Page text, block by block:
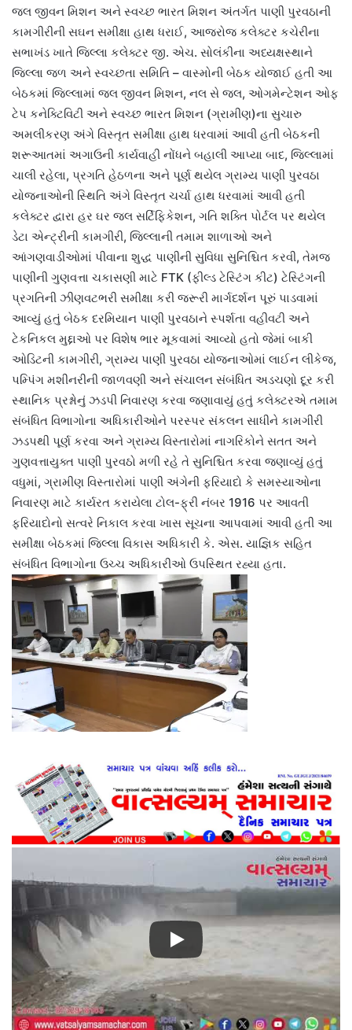
જલ જીવન મિશન અને સ્વચ્છ ભારત મિશન અંતર્ગત પાણી પુરવઠાની
કામગીરીની સઘન સમીક્ષા હાથ ધરાઈ, આજરોજ કલેક્ટર કચેરીના
સભાખંડ ખાતે જિલ્લા કલેક્ટર જી. એચ. સોલંકીના અધ્યક્ષસ્થાને
જિલ્લા જળ અને સ્વચ્છતા સમિતિ – વાસ્મોની બેઠક યોજાઈ હતી આ
બેઠકમાં જિલ્લામાં જલ જીવન મિશન, નલ સે જલ, ઓગમેન્ટેશન ઓફ
ટેપ કનેક્ટિવિટી અને સ્વચ્છ ભારત મિશન (ગ્રામીણ)ના સુચારુ
અમલીકરણ અંગે વિસ્તૃત સમીક્ષા હાથ ધરવામાં આવી હતી બેઠકની
શરૂઆતમાં અગાઉની કાર્યવાહી નોંધને બહાલી આપ્યા બાદ, જિલ્લામાં
ચાલી રહેલા, પ્રગતિ હેઠળના અને પૂર્ણ થયેલ ગ્રામ્ય પાણી પુરવઠા
યોજનાઓની સ્થિતિ અંગે વિસ્તૃત ચર્ચા હાથ ધરવામાં આવી હતી
કલેક્ટર દ્વારા હર ઘર જલ સર્ટિફિકેશન, ગતિ શક્તિ પોર્ટલ પર થયેલ
ડેટા એન્ટ્રીની કામગીરી, જિલ્લાની તમામ શાળાઓ અને
આંગણવાડીઓમાં પીવાના શુદ્ધ પાણીની સુવિધા સુનિશ્ચિત કરવી, તેમજ
પાણીની ગુણવત્તા ચકાસણી માટે FTK (ફીલ્ડ ટેસ્ટિંગ કીટ) ટેસ્ટિંગની
પ્રગતિની ઝીણવટભરી સમીક્ષા કરી જરૂરી માર્ગદર્શન પૂરું પાડવામાં
આવ્યું હતું બેઠક દરમિયાન પાણી પુરવઠાને સ્પર્શતા વહીવટી અને
ટેકનિકલ મુદ્દાઓ પર વિશેષ ભાર મૂકવામાં આવ્યો હતો જેમાં બાકી
ઓડિટની કામગીરી, ગ્રામ્ય પાણી પુરવઠા યોજનાઓમાં લાઈન લીકેજ,
પમ્પિંગ મશીનરીની જાળવણી અને સંચાલન સંબંધિત અડચણો દૂર કરી
સ્થાનિક પ્રશ્નોનું ઝડપી નિવારણ કરવા જણાવાયું હતું કલેક્ટરએ તમામ
સંબંધિત વિભાગોના અધિકારીઓને પરસ્પર સંકલન સાધીને કામગીરી
ઝડપથી પૂર્ણ કરવા અને ગ્રામ્ય વિસ્તારોમાં નાગરિકોને સતત અને
ગુણવત્તાયુક્ત પાણી પુરવઠો મળી રહે તે સુનિશ્ચિત કરવા જણાવ્યું હતું
વધુમાં, ગ્રામીણ વિસ્તારોમાં પાણી અંગેની ફરિયાદો કે સમસ્યાઓના
નિવારણ માટે કાર્યરત કરાયેલા ટોલ-ફ્રી નંબર 1916 પર આવતી
ફરિયાદોનો સત્વરે નિકાલ કરવા ખાસ સૂચના આપવામાં આવી હતી આ
સમીક્ષા બેઠકમાં જિલ્લા વિકાસ અધિકારી કે. એસ. યાજ્ઞિક સહિત
સંબંધિત વિભાગોના ઉચ્ચ અધિકારીઓ ઉપસ્થિત રહ્યા હતા.